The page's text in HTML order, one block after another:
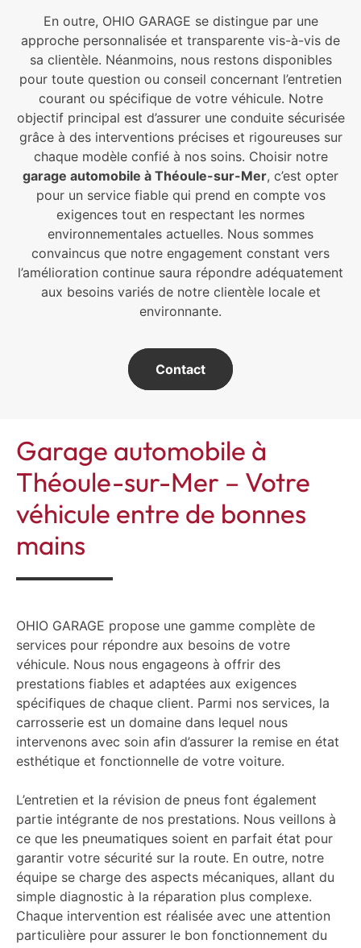
En outre, OHIO GARAGE se distingue par une
approche personnalisée et transparente vis-à-vis de
sa clientèle. Néanmoins, nous restons disponibles
pour toute question ou conseil concernant l’entretien
courant ou spécifique de votre véhicule. Notre
objectif principal est d’assurer une conduite sécurisée
grâce à des interventions précises et rigoureuses sur
chaque modèle confié à nos soins. Choisir notre
garage automobile à Théoule-sur-Mer, c’est opter
pour un service fiable qui prend en compte vos
exigences tout en respectant les normes
environnementales actuelles. Nous sommes
convaincus que notre engagement constant vers
l’amélioration continue saura répondre adéquatement
aux besoins variés de notre clientèle locale et
environnante.
Contact
Garage automobile à
Théoule-sur-Mer – Votre
véhicule entre de bonnes
mains
OHIO GARAGE propose une gamme complète de
services pour répondre aux besoins de votre
véhicule. Nous nous engageons à offrir des
prestations fiables et adaptées aux exigences
spécifiques de chaque client. Parmi nos services, la
carrosserie est un domaine dans lequel nous
intervenons avec soin afin d’assurer la remise en état
esthétique et fonctionnelle de votre voiture.
L’entretien et la révision de pneus font également
partie intégrante de nos prestations. Nous veillons à
ce que les pneumatiques soient en parfait état pour
garantir votre sécurité sur la route. En outre, notre
équipe se charge des aspects mécaniques, allant du
simple diagnostic à la réparation plus complexe.
Chaque intervention est réalisée avec une attention
particulière pour assurer le bon fonctionnement du